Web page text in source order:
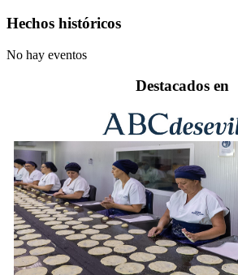
Hechos históricos
No hay eventos
Destacados en